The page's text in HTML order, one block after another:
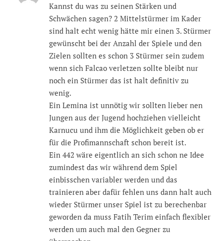
Kannst du was zu seinen Stärken und
Schwächen sagen? 2 Mittelstürmer im Kader
sind halt echt wenig hätte mir einen 3. Stürmer
gewünscht bei der Anzahl der Spiele und den
Zielen sollten es schon 3 Stürmer sein zudem
wenn sich Falcao verletzen sollte bleibt nur
noch ein Stürmer das ist halt definitiv zu
wenig.
Ein Lemina ist unnötig wir sollten lieber nen
Jungen aus der Jugend hochziehen vielleicht
Karnucu und ihm die Möglichkeit geben ob er
für die Profimannschaft schon bereit ist.
Ein 442 wäre eigentlich an sich schon ne Idee
zumindest das wir während dem Spiel
einbisschen variabler werden und das
trainieren aber dafür fehlen uns dann halt auch
wieder Stürmer unser Spiel ist zu berechenbar
geworden da muss Fatih Terim einfach flexibler
werden um auch mal den Gegner zu